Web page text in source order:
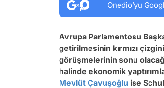
Onedio’yu
Avrupa Parlamentosu
getirilmesinin kırmızı
görüşmelerinin sonu
halinde ekonomik
Mevlüt Çavuşoğlu ise